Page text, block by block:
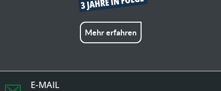
Mehr erfahren
E-MAIL